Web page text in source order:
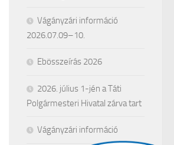
Vágányzári információ
2026.07.09–10.
Ebösszeírás 2026
2026. július 1-jén a Táti
Polgármesteri Hivatal zárva tart
Vágányzári információ